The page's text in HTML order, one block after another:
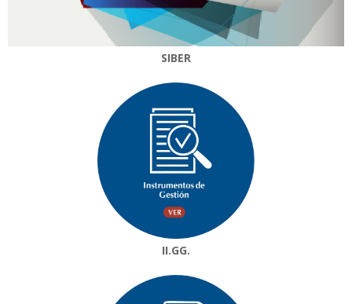
SIBER
II.GG.